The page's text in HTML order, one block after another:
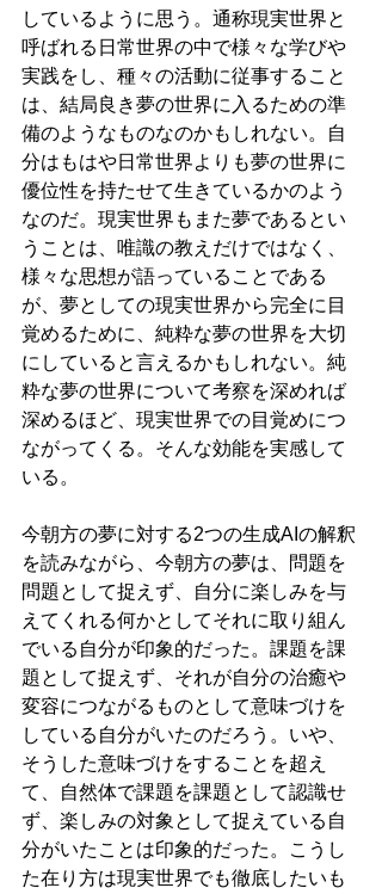
しているように思う。通称現実世界と
呼ばれる日常世界の中で様々な学びや
実践をし、種々の活動に従事すること
は、結局良き夢の世界に入るための準
備のようなものなのかもしれない。自
分はもはや日常世界よりも夢の世界に
優位性を持たせて生きているかのよう
なのだ。現実世界もまた夢であるとい
うことは、唯識の教えだけではなく、
様々な思想が語っていることである
が、夢としての現実世界から完全に目
覚めるために、純粋な夢の世界を大切
にしていると言えるかもしれない。純
粋な夢の世界について考察を深めれば
深めるほど、現実世界での目覚めにつ
ながってくる。そんな効能を実感して
いる。
今朝方の夢に対する2つの生成AIの解釈
を読みながら、今朝方の夢は、問題を
問題として捉えず、自分に楽しみを与
えてくれる何かとしてそれに取り組ん
でいる自分が印象的だった。課題を課
題として捉えず、それが自分の治癒や
変容につながるものとして意味づけを
している自分がいたのだろう。いや、
そうした意味づけをすることを超え
て、自然体で課題を課題として認識せ
ず、楽しみの対象として捉えている自
分がいたことは印象的だった。こうし
た在り方は現実世界でも徹底したいも